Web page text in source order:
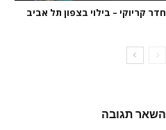
חדר קריוקי – בילוי בצפון תל אביב
השאר תגובה